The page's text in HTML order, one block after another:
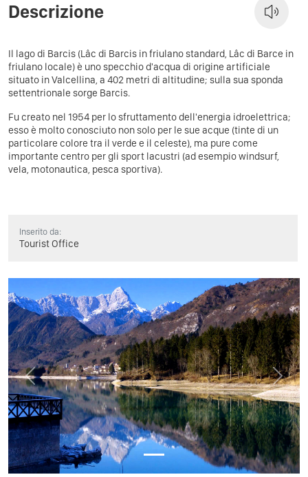
Descrizione
Il lago di Barcis (Lâc di Barcis in friulano standard, Lâc di Barce in
friulano locale) è uno specchio d'acqua di origine artificiale
situato in Valcellina, a 402 metri di altitudine; sulla sua sponda
settentrionale sorge Barcis.
Fu creato nel 1954 per lo sfruttamento dell'energia idroelettrica;
esso è molto conosciuto non solo per le sue acque (tinte di un
particolare colore tra il verde e il celeste), ma pure come
importante centro per gli sport lacustri (ad esempio windsurf,
vela, motonautica, pesca sportiva).
Inserito da:
Tourist Office
Previous Next